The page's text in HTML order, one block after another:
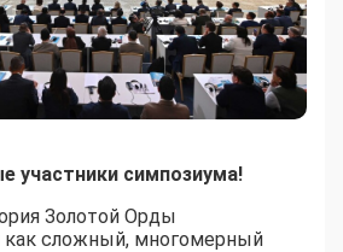
участники симпозиума!
Золотой Орды
как сложный, многомерный